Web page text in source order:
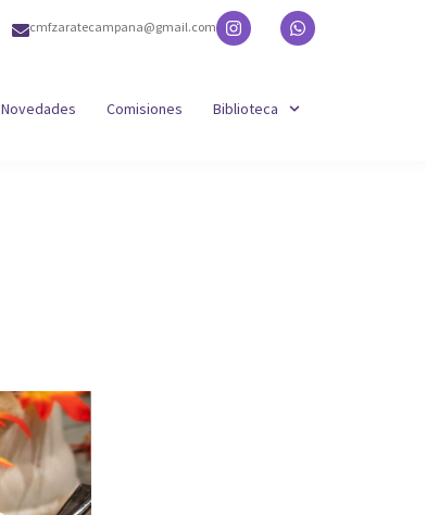
cmfzaratecampana@gmail.com
Novedades Comisiones Biblioteca